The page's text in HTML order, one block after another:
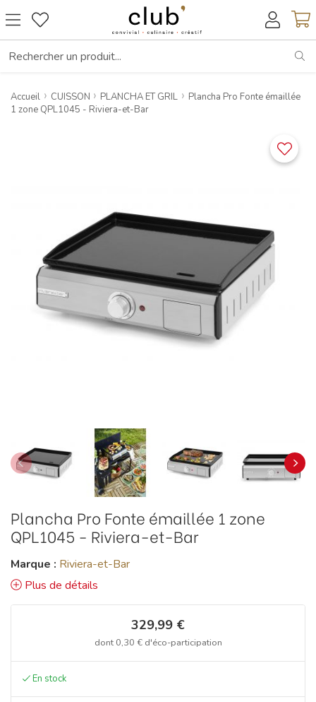
Accueil CUISSON PLANCHA ET GRIL
Plancha Pro Fonte émaillée
1 zone QPL1045 - Riviera-et-Bar
Plancha Pro Fonte émaillée 1 zone
QPL1045 - Riviera-et-Bar
Marque : Riviera-et-Bar
Plus de détails
329,99 €
dont 0,30 €d'éco-participation